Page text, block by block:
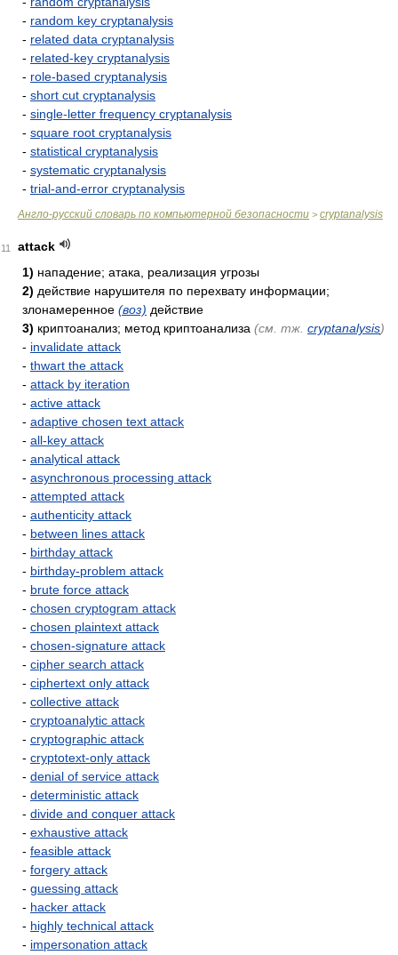
- random key cryptanalysis
- related data cryptanalysis
- related-key cryptanalysis
- role-based cryptanalysis
- short cut cryptanalysis
- single-letter frequency cryptanalysis
- square root cryptanalysis
- statistical cryptanalysis
- systematic cryptanalysis
- trial-and-error cryptanalysis
Англо-русский словарь по компьютерной безопасности > cryptanalysis
11
attack
1) нападение; атака, реализация угрозы
2) действие нарушителя по перехвату информации;
злонамеренное (воз) действие
3) криптоанализ; метод криптоанализа (см. тж. cryptanalysis)
- invalidate attack
- thwart the attack
- attack by iteration
- active attack
- adaptive chosen text attack
- all-key attack
- analytical attack
- asynchronous processing attack
- attempted attack
- authenticity attack
- between lines attack
- birthday attack
- birthday-problem attack
- brute force attack
- chosen cryptogram attack
- chosen plaintext attack
- chosen-signature attack
- cipher search attack
- ciphertext only attack
- collective attack
- cryptoanalytic attack
- cryptographic attack
- cryptotext-only attack
- denial of service attack
- deterministic attack
- divide and conquer attack
- exhaustive attack
- feasible attack
- forgery attack
- guessing attack
- hacker attack
- highly technical attack
- impersonation attack